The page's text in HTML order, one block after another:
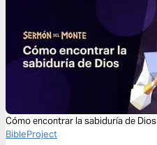
Cómo encontrar la sabiduría de Dios
BibleProject